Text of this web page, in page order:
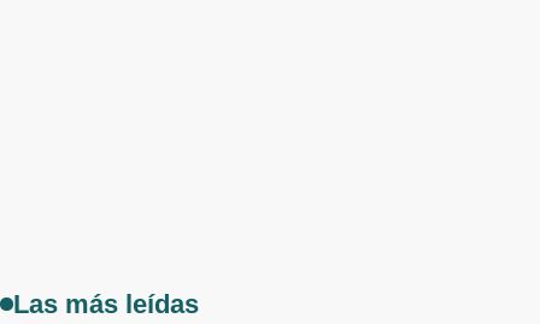
Las más leídas